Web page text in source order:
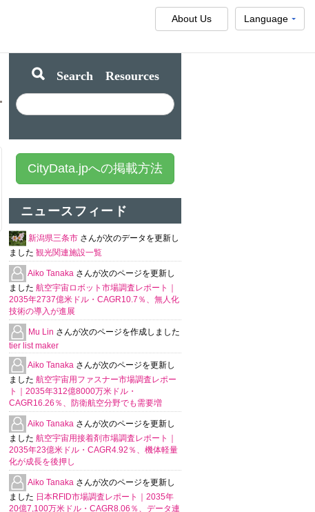
Language
About Us
Search Resources
CityData.jpへの掲載方法
ニュースフィード
新潟県三条市 さんが次のデータを更新し
ました 観光関連施設一覧
Aiko Tanaka さんが次のページを更新し
ました 航空宇宙ロボット市場調査レポート｜
2035年2737億米ドル・CAGR10.7％、無人化
技術の導入が進展
Mu Lin さんが次のページを作成しました
tier list maker
Aiko Tanaka さんが次のページを更新し
ました 航空宇宙用ファスナー市場調査レポー
ト｜2035年312億8000万米ドル・
CAGR16.26％、防衛航空分野でも需要増
Aiko Tanaka さんが次のページを更新し
ました 航空宇宙用接着剤市場調査レポート｜
2035年23億米ドル・CAGR4.92％、機体軽量
化が成長を後押し
Aiko Tanaka さんが次のページを更新し
ました 日本RFID市場調査レポート｜2035年
20億7,100万米ドル・CAGR8.06％、データ連